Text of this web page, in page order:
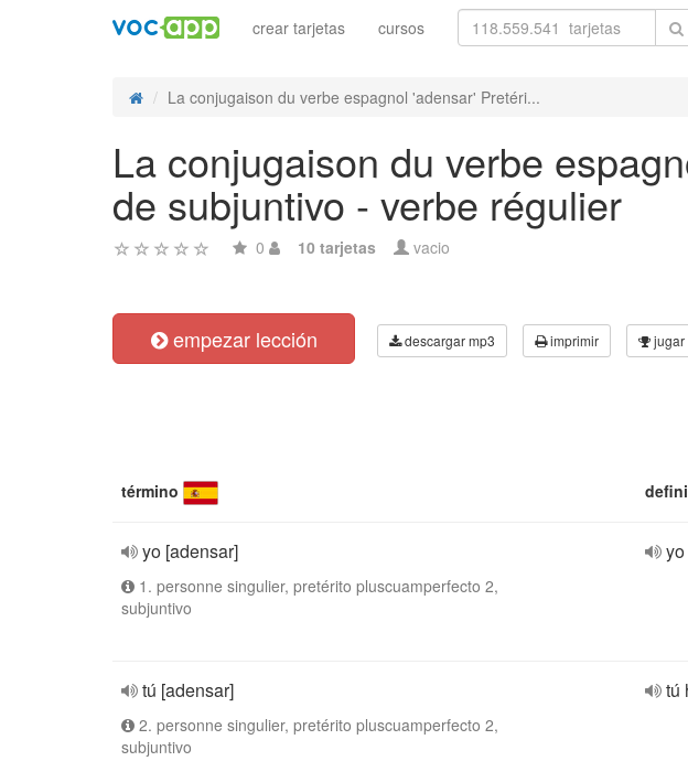
crear tarjetas cursos
La conjugaison du verbe espagnol 'adensar' Pretéri...
La conjugaison du verbe
de subjuntivo - verbe régulier
0 10 tarjetas vacio
empezar lección descargar mp3 imprimir jugar
término
yo [adensar]
1. personne singulier, pretérito pluscuamperfecto 2,
subjuntivo
tú [adensar]
2. personne singulier, pretérito pluscuamperfecto 2,
subjuntivo
tú